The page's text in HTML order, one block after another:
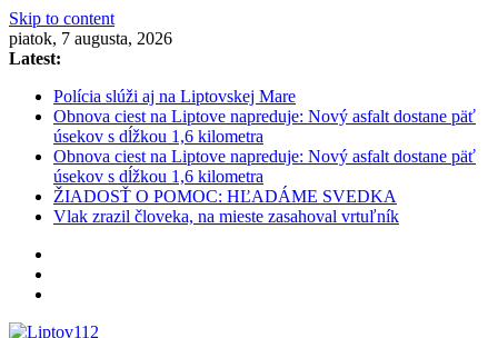
Skip to content
piatok, 7 augusta, 2026
Latest:
Polícia slúži aj na Liptovskej Mare
Obnova ciest na Liptove napreduje: Nový asfalt dostane päť
úsekov s dĺžkou 1,6 kilometra
Obnova ciest na Liptove napreduje: Nový asfalt dostane päť
úsekov s dĺžkou 1,6 kilometra
ŽIADOSŤ O POMOC: HĽADÁME SVEDKA
Vlak zrazil človeka, na mieste zasahoval vrtuľník